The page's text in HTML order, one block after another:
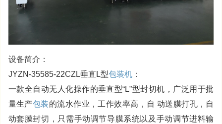
设备简介：
JYZN-35585-22CZL垂直L型包装机：
一款全自动无人化操作的垂直型“L”型封切机，广泛用于批
量生产包装的流水作业，工作效率高，自 动送膜打孔，自
动套膜封切，只需手动调节导膜系统以及手动调节进料输